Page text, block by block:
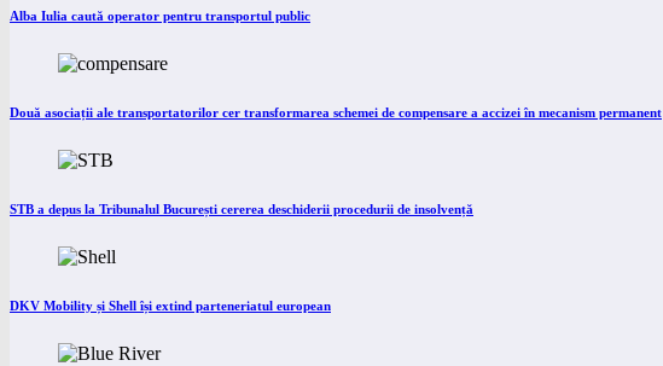
Alba Iulia caută operator pentru transportul public
Două asociații ale transportatorilor cer transformarea schemei de compensare a accizei în mecanism permanent
STB a depus la Tribunalul București cererea deschiderii procedurii de insolvență
DKV Mobility și Shell își extind parteneriatul european